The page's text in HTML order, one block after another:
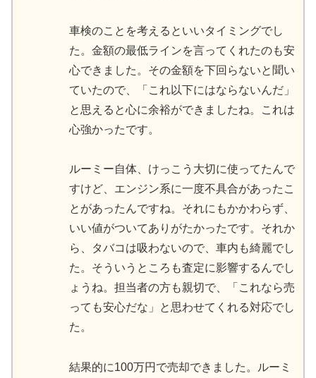
車検のことを考えるといいタイミングでし
た。金額の最低ラインを言ってくれたのも安
心できました。その金額を下回らないと聞い
ていたので、「これ以下にはならないんだ」
と思えると心に余裕ができましたね。これは
心強かったです。
ルーミー自体、けっこう大切に使ってたんで
すけど、エンジン系に一度不具合があったこ
とがあったんですね。それにもかかわらず、
いい値がついてありがたかったです。それか
ら、タバコは吸わないので、車内も綺麗でし
た。そういうところも査定に影響するんでし
ょうね。担当者の方も親切で、「これなら売
っても安心だな」と思わせてくれる対応でし
た。
結果的に100万円で売却できました。ルーミ